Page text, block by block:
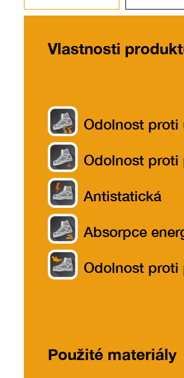
Vlastnosti
Odolnost proti
Odolnost
Antistatická
Absorpce
Odolnost proti
Použité materiály